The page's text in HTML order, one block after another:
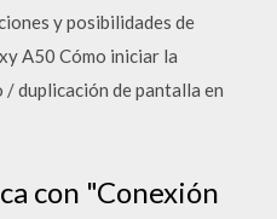
y posibilidades de
A50 Cómo iniciar la
duplicación de pantalla en
con "Conexión